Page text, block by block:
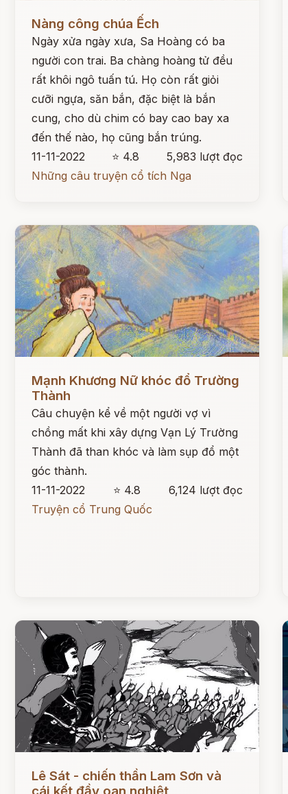
Nàng công chúa Ếch
Ngày xửa ngày xưa, Sa Hoàng có ba
người con trai. Ba chàng hoàng tử đều
rất khôi ngô tuấn tú. Họ còn rất giỏi
cưỡi ngựa, săn bắn, đặc biệt là bắn
cung, cho dù chim có bay cao bay xa
đến thế nào, họ cũng bắn trúng.
11-11-2022
⭐ 4.8
5,983 lượt đọc
Những câu truyện cổ tích Nga
Mạnh Khương Nữ khóc đổ Trường
Thành
Câu chuyện kể về một người vợ vì
chồng mất khi xây dựng Vạn Lý Trường
Thành đã than khóc và làm sụp đổ một
góc thành.
11-11-2022
⭐ 4.8
6,124 lượt đọc
Truyện cổ Trung Quốc
Lê Sát - chiến thần Lam Sơn và